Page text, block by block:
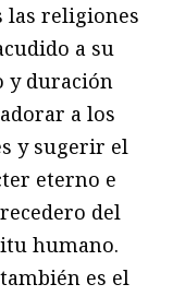
las religiones
a su
y duración
a los
y sugerir el
eterno e
del
humano.
es el